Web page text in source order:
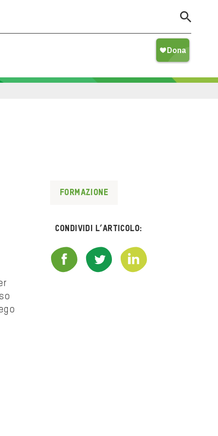
Formazione
Condividi l’articolo: